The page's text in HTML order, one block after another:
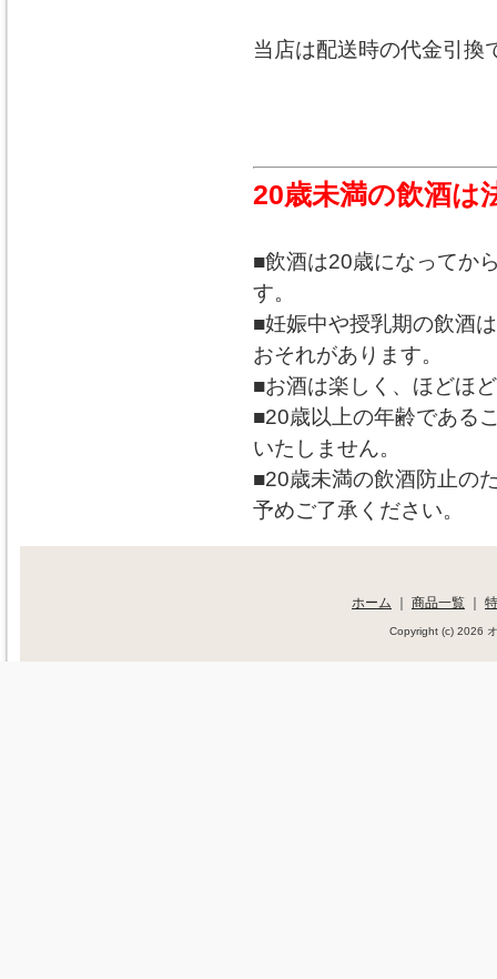
当店は配送時の代金引換
20歳未満の飲酒は
■飲酒は20歳になってか
す。
■妊娠中や授乳期の飲酒
おそれがあります。
■お酒は楽しく、ほどほ
■20歳以上の年齢である
いたしません。
■20歳未満の飲酒防止の
予めご了承ください。
ホーム ｜ 商品一覧 ｜
Copyright (c) 2026